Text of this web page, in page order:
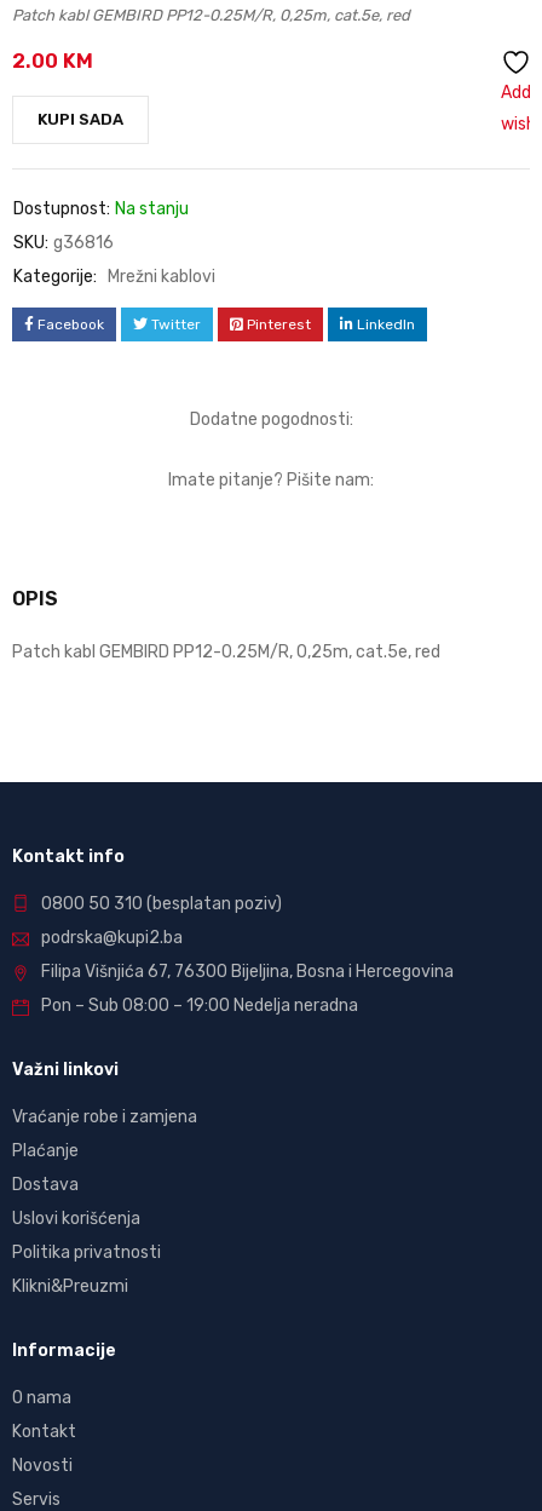
Patch kabl GEMBIRD PP12-0.25M/R, 0,25m, cat.5e, red
2.00 KM
KUPI SADA
Add
Dostupnost: Na stanju
SKU: g36816
Kategorije:
Mrežni kablovi
Facebook Twitter Pinterest LinkedIn
Dodatne pogodnosti:
Imate pitanje? Pišite nam:
OPIS
Patch kabl GEMBIRD PP12-0.25M/R, 0,25m, cat.5e, red
Kontakt info
0800 50 310 (besplatan poziv)
podrska@kupi2.ba
Filipa Višnjića 67, 76300 Bijeljina, Bosna i Hercegovina
Pon – Sub 08:00 – 19:00 Nedelja neradna
Važni linkovi
Vraćanje robe i zamjena
Plaćanje
Dostava
Uslovi korišćenja
Politika privatnosti
Klikni&Preuzmi
Informacije
O nama
Kontakt
Novosti
Servis